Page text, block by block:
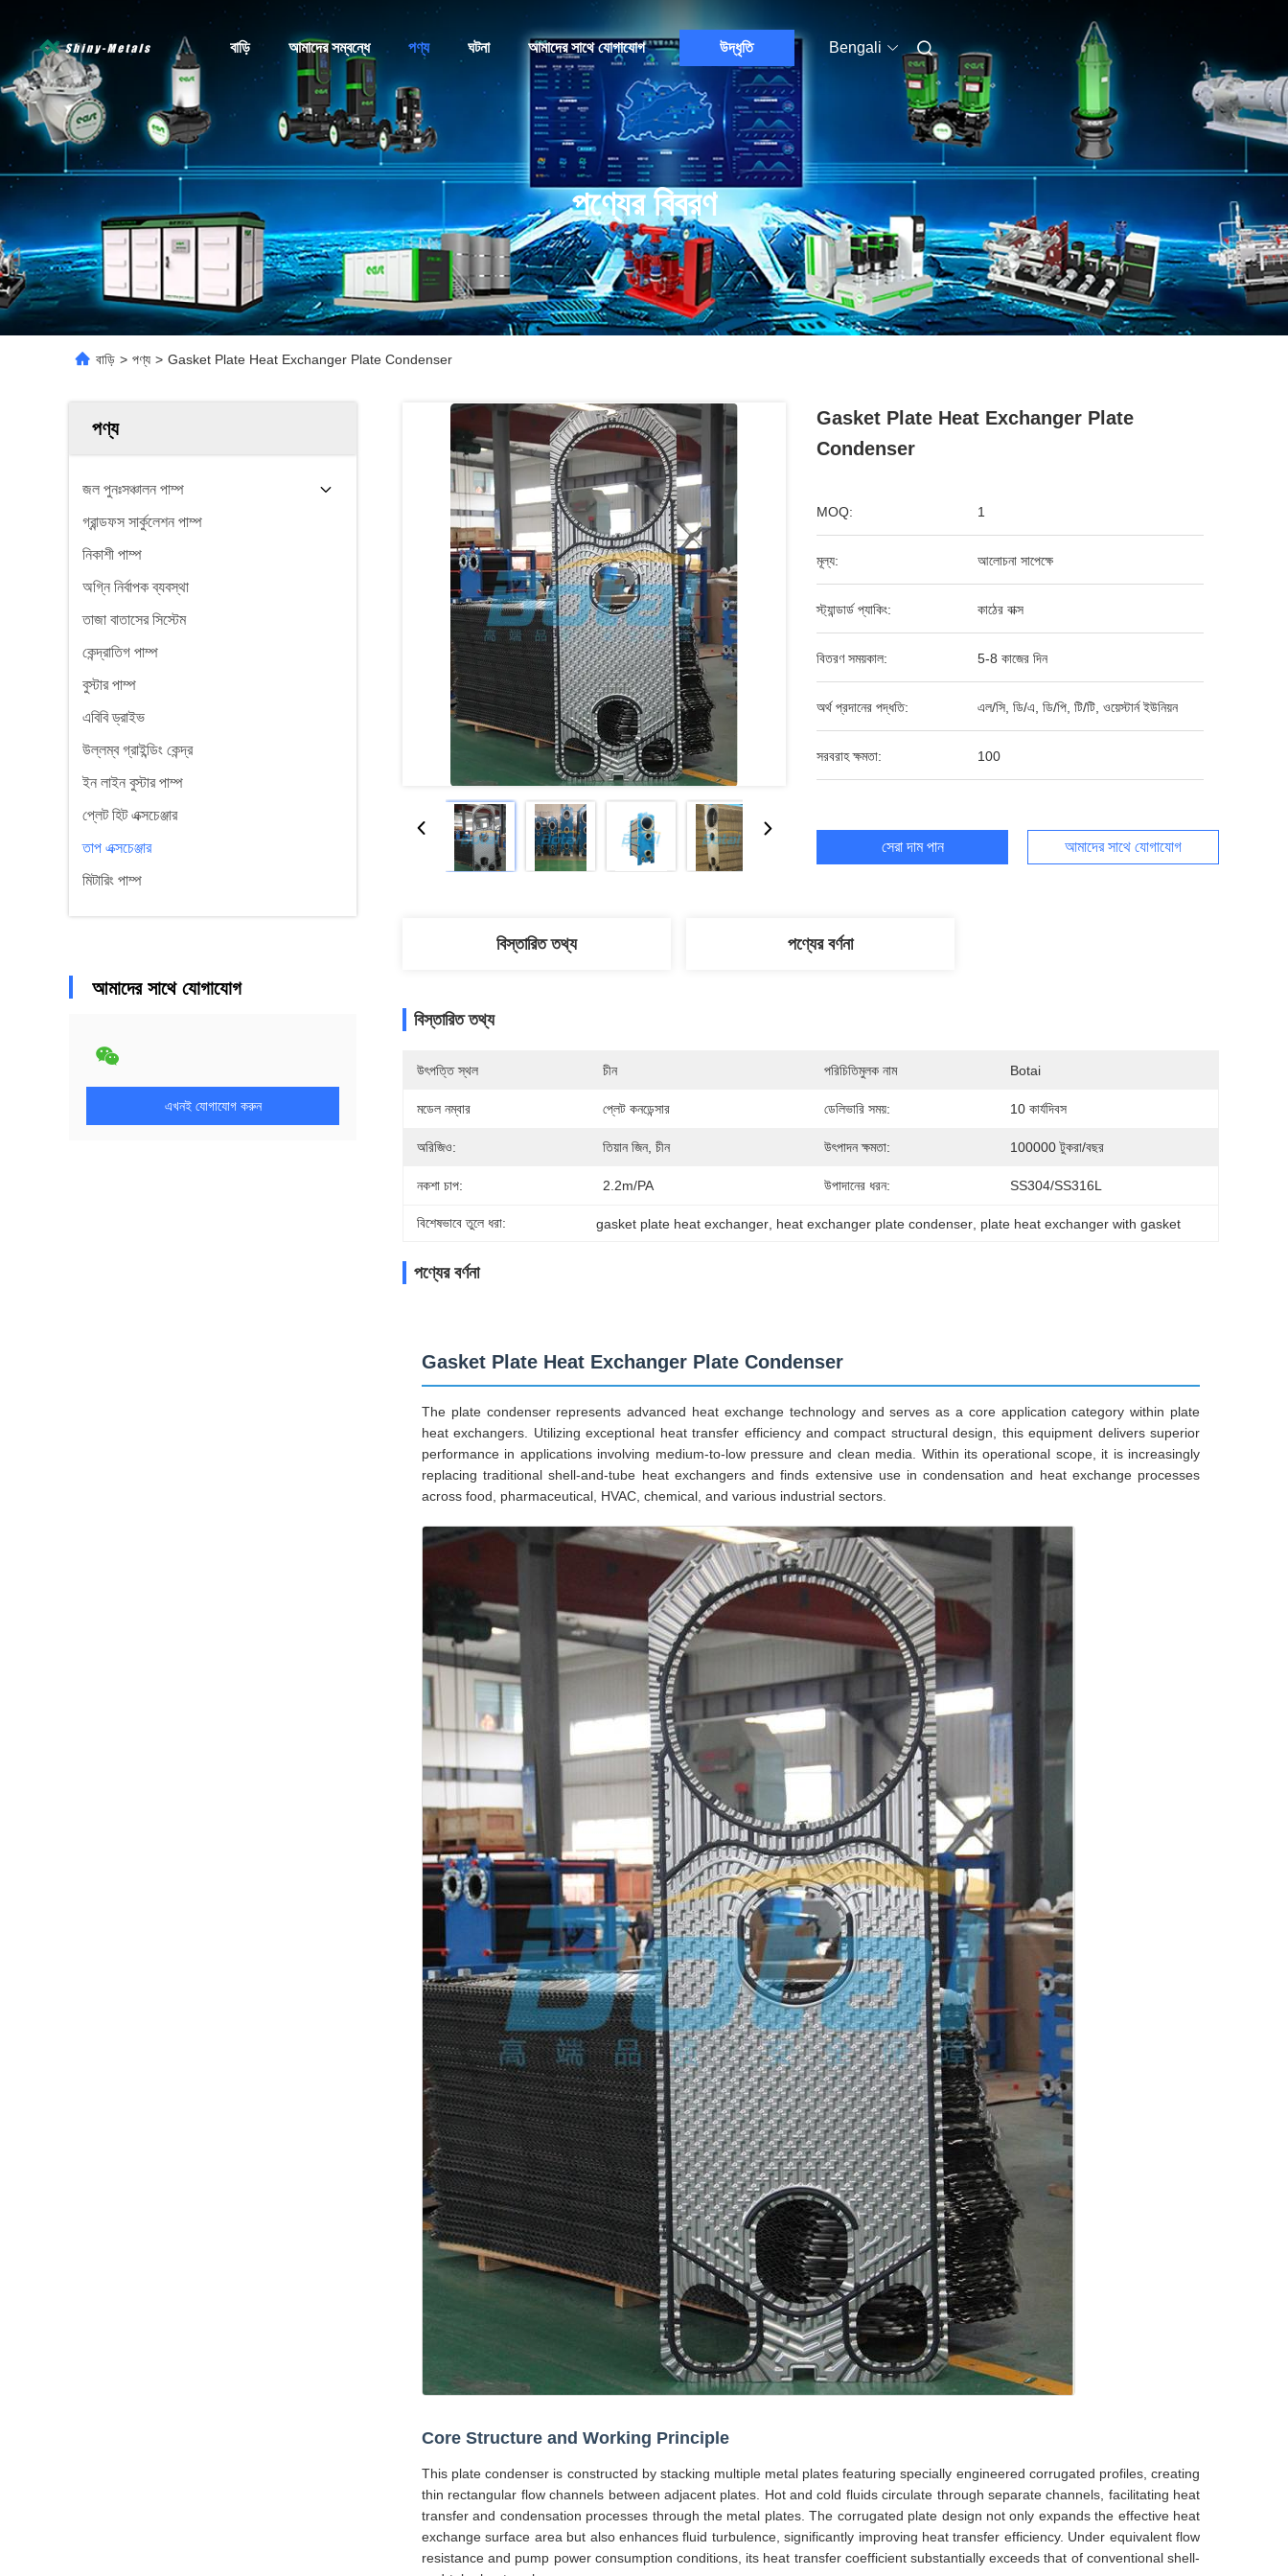
বাড়ি আমাদের সম্বন্ধে পণ্য ঘটনা আমাদের সাথে যোগাযোগ উদ্ধৃতি Bengali
পণ্যের বিবরণ
বাড়ি > পণ্য > Gasket Plate Heat Exchanger Plate Condenser
পণ্য
জল পুনঃসঞ্চালন পাম্প
গ্রান্ডফস সার্কুলেশন পাম্প
নিকাশী পাম্প
অগ্নি নির্বাপক ব্যবস্থা
তাজা বাতাসের সিস্টেম
কেন্দ্রাতিগ পাম্প
বুস্টার পাম্প
এবিবি ড্রাইভ
উল্লম্ব গ্রাইন্ডিং কেন্দ্র
ইন লাইন বুস্টার পাম্প
প্লেট হিট এক্সচেঞ্জার
তাপ এক্সচেঞ্জার
মিটারিং পাম্প
আমাদের সাথে যোগাযোগ
এখনই যোগাযোগ করুন
Gasket Plate Heat Exchanger Plate
Condenser
MOQ: 1
মূল্য: আলোচনা সাপেক্ষে
স্ট্যান্ডার্ড প্যাকিং: কাঠের বাক্স
বিতরণ সময়কাল: 5-8 কাজের দিন
অর্থ প্রদানের পদ্ধতি: এল/সি, ডি/এ, ডি/পি, টি/টি, ওয়েস্টার্ন ইউনিয়ন
সরবরাহ ক্ষমতা: 100
সেরা দাম পান আমাদের সাথে যোগাযোগ
বিস্তারিত তথ্য পণ্যের বর্ণনা
বিস্তারিত তথ্য
উৎপত্তি স্থল চীন পরিচিতিমুলক নাম Botai
মডেল নম্বার প্লেট কনডেন্সার ডেলিভারি সময়: 10 কার্যদিবস
অরিজিও: তিয়ান জিন, চীন উৎপাদন ক্ষমতা: 100000 টুকরা/বছর
নকশা চাপ: 2.2m/PA উপাদানের ধরন: SS304/SS316L
বিশেষভাবে তুলে ধরা: gasket plate heat exchanger heat exchanger plate condenser plate heat exchanger with gasket
পণ্যের বর্ণনা
Gasket Plate Heat Exchanger Plate Condenser
The plate condenser represents advanced heat exchange technology and serves as a core application category within plate
heat exchangers. Utilizing exceptional heat transfer efficiency and compact structural design, this equipment delivers superior
performance in applications involving medium-to-low pressure and clean media. Within its operational scope, it is increasingly
replacing traditional shell-and-tube heat exchangers and finds extensive use in condensation and heat exchange processes
across food, pharmaceutical, HVAC, chemical, and various industrial sectors.
Core Structure and Working Principle
This plate condenser is constructed by stacking multiple metal plates featuring specially engineered corrugated profiles, creating
thin rectangular flow channels between adjacent plates. Hot and cold fluids circulate through separate channels, facilitating heat
transfer and condensation processes through the metal plates. The corrugated plate design not only expands the effective heat
exchange surface area but also enhances fluid turbulence, significantly improving heat transfer efficiency. Under equivalent flow
resistance and pump power consumption conditions, its heat transfer coefficient substantially exceeds that of conventional shell-